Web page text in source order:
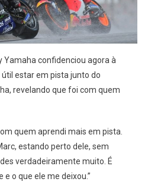
Yamaha confidenciou agora à
estar em pista junto do
revelando que foi com quem
quem aprendi mais em pista.
estando perto dele, sem
verdadeiramente muito. É
o que ele me deixou.”